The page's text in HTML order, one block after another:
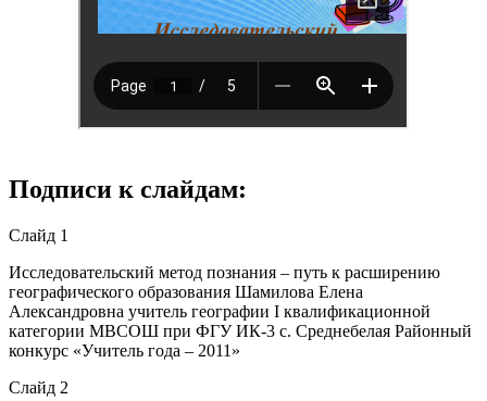
Подписи к слайдам:
Слайд 1
Исследовательский метод познания – путь к расширению
географического образования Шамилова Елена
Александровна учитель географии I квалификационной
категории МВСОШ при ФГУ ИК-3 с. Среднебелая Районный
конкурс «Учитель года – 2011»
Слайд 2